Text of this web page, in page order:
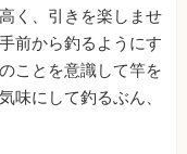
く、引きを楽しませ
前から釣るようにす
ことを意識して竿を
味にして釣るぶん、